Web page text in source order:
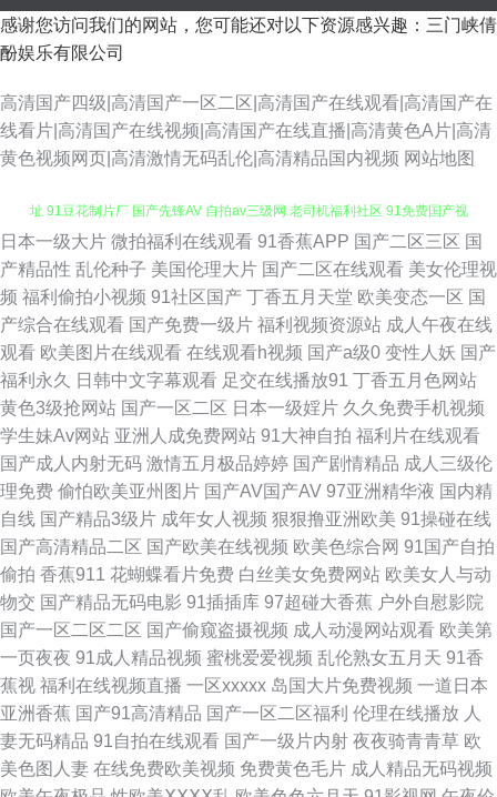
感谢您访问我们的网站，您可能还对以下资源感兴趣：三门峡倩
酚娱乐有限公司
高清国产四级|高清国产一区二区|高清国产在线观看|高清国产在
线看片|高清国产在线视频|高清国产在线直播|高清黄色A片|高清
黄色视频网页|高清激情无码乱伦|高清精品国内视频 网站地图
日韩在线成人资源 天堂色色网 欧美精品色悠悠 91部免费电影 91福利视频网
址 91豆花制片厂 国产先锋AV 自拍av三级网 老司机福利社区 91免费国产视
频 久久人力资源91 91成人电影在线视频 极品av在线 自拍97资源站 大香蕉
99伊人 婷婷高潮一区二区三区 ts性爱 色情人妖伪娘一区 91视频在线观看视
频 美女直播性爱 91免费版在线观看 久久精品国产婷婷久久 91超碰导航 国产
极品伪娘在线 香蕉论理五级片 www欧美日韩女同 日韩金典免费av 91影院成
人 欧美人妖撸管 影音先锋AV自拍 日韩精品2 91青娱乐在线国产 久久精品麻
豆 影音先锋每日AV更新 福利网站视频在线91 五月天丁香网 91在线黑丝导航
欧美性爱第二页 91公司制作传媒 精品91 伊人大相蕉青青草在线 国产精品第
页 深爱激请网站 91视频总站 玖玖成人综合 91c在线 国产欧美日韩成人 五月
日本一级大片 微拍福利在线观看 91香蕉APP 国产二区三区 国
产精品性 乱伦种子 美国伦理大片 国产二区在线观看 美女伦理视
频 福利偷拍小视频 91社区国产 丁香五月天堂 欧美变态一区 国
产综合在线观看 国产免费一级片 福利视频资源站 成人午夜在线
观看 欧美图片在线观看 在线观看h视频 国产a级0 变性人妖 国产
福利永久
日韩中文字幕观看 足交在线播放91 丁香五月色网站
黄色3级抢网站 国产一区二区 日本一级婬片 久久免费手机视频
学生妹Av网站 亚洲人成免费网站 91大神自拍 福利片在线观看
国产成人内射无码 激情五月极品婷婷 国产剧情精品 成人三级伦
理免费 偷怕欧美亚州图片 国产AV国产AV 97亚洲精华液 国内精
自线 国产精品3级片 成年女人视频 狠狠撸亚洲欧美 91操碰在线
国产高清精品二区 国产欧美在线视频 欧美色综合网 91国产自拍
偷拍 香蕉911 花蝴蝶看片免费 白丝美女免费网站 欧美女人与动
物交 国产精品无码电影 91插插库 97超碰大香蕉 户外自慰影院
国产一区二区二区 国产偷窥盗摄视频 成人动漫网站观看 欧美第
一页夜夜 91成人精品视频 蜜桃爱爱视频 乱伦熟女五月天 91香
蕉视 福利在线视频直播 一区xxxxx 岛国大片免费视频 一道日本
亚洲香蕉 国产91高清精品 国产一区二区福利 伦理在线播放 人
妻无码精品 91自拍在线观看 国产一级片内射 夜夜骑青青草 欧
美色图人妻 在线免费欧美视频 免费黄色毛片 成人精品无码视频